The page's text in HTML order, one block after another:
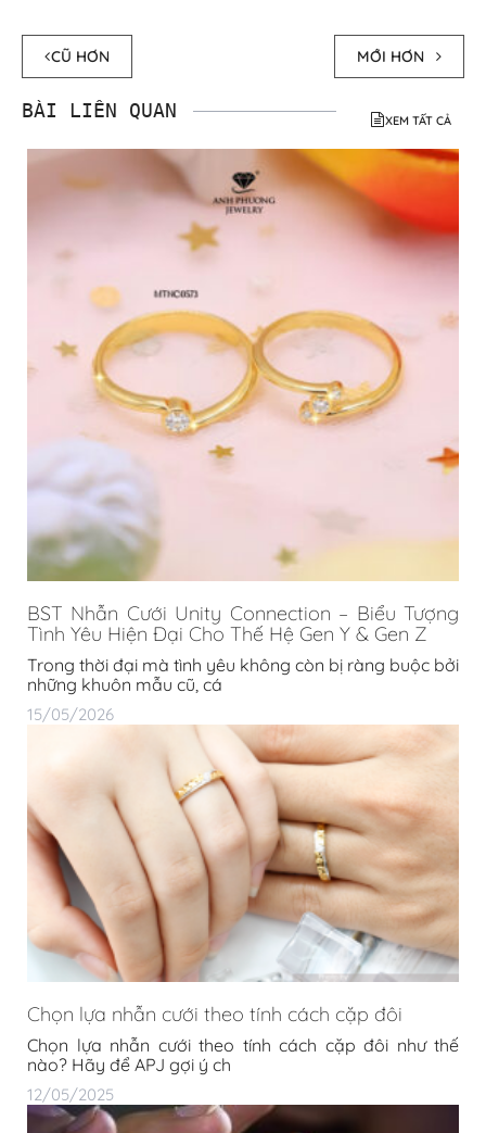
CŨ HƠN MỚI HƠN
XEM TẤT CẢ
BÀI LIÊN QUAN
BST Nhẫn Cưới Unity Connection – Biểu Tượng
Tình Yêu Hiện Đại Cho Thế Hệ Gen Y & Gen Z
Trong thời đại mà tình yêu không còn bị ràng buộc bởi
những khuôn mẫu cũ, cá
15/05/2026
Chọn lựa nhẫn cưới theo tính cách cặp đôi
Chọn lựa nhẫn cưới theo tính cách cặp đôi như thế
nào? Hãy để APJ gợi ý ch
12/05/2025